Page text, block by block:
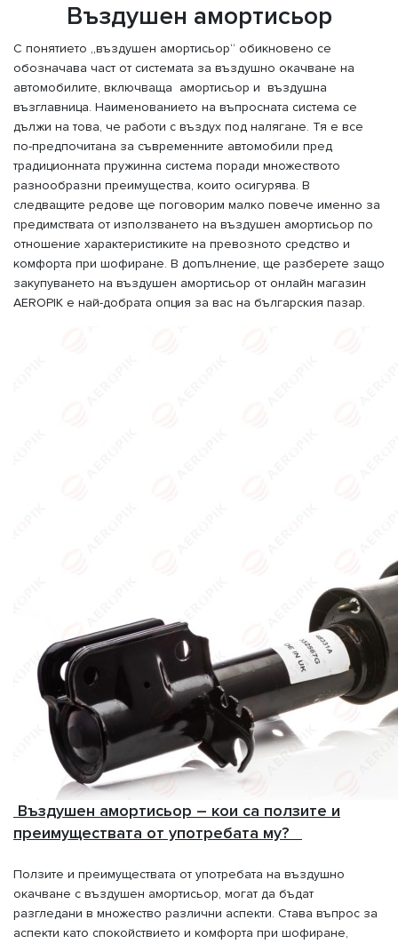
Въздушен амортисьор
С понятието „въздушен амортисьор“ обикновено се
обозначава част от системата за въздушно окачване на
автомобилите, включваща амортисьор и въздушна
възглавница. Наименованието на въпросната система се
дължи на това, че работи с въздух под налягане. Тя е все
по-предпочитана за съвременните автомобили пред
традиционната пружинна система поради множеството
разнообразни преимущества, които осигурява. В
следващите редове ще поговорим малко повече именно за
предимствата от използването на въздушен амортисьор по
отношение характеристиките на превозното средство и
комфорта при шофиране. В допълнение, ще разберете защо
закупуването на въздушен амортисьор от онлайн магазин
AEROPIK е най-добрата опция за вас на българския пазар.
Въздушен амортисьор – кои са ползите и
преимуществата от употребата му?
Ползите и преимуществата от употребата на въздушно
окачване с въздушен амортисьор, могат да бъдат
разгледани в множество различни аспекти. Става въпрос за
аспекти като спокойствието и комфорта при шофиране,